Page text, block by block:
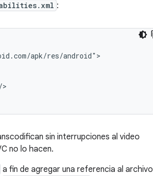
:
apk/res/android">
>
sin interrupciones al video
no lo hacen.
a fin de agregar una referencia al archivo